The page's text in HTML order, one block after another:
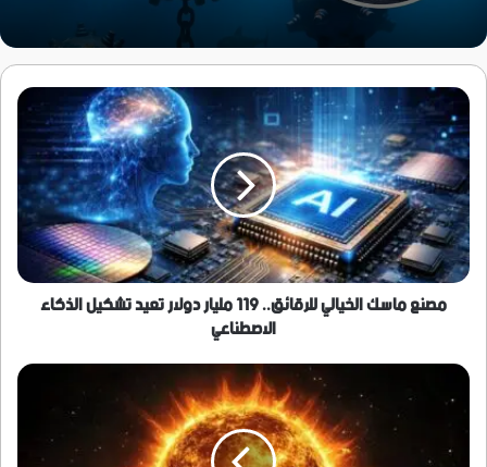
مصنع
ماسك
الخيالي
للرقائق..
119
مليار
دولار
تعيد
تشكيل
الذكاء
الاصطناعي مصنع ماسك الخيالي للرقائق.. 119 مليار دولار تعيد تشكيل الذكاء
الاصطناعي
الشمس
«تكنس»
النفايات
الفضائية